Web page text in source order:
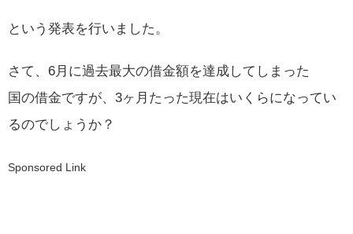
という発表を行いました。
さて、6月に過去最大の借金額を達成してしまった
国の借金ですが、3ヶ月たった現在はいくらになってい
るのでしょうか？
Sponsored Link